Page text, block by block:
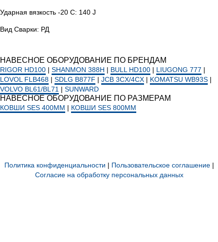
Ударная вязкость -20 С: 140 J
Вид Сварки: РД
НАВЕСНОЕ ОБОРУДОВАНИЕ ПО БРЕНДАМ
RIGOR HD100 | SHANMON 388H | BULL HD100 | LIUGONG 777 |
LOVOL FLB468 | SDLG B877F | JCB 3CX/4CX | KOMATSU WB93S |
VOLVO BL61/BL71 | SUNWARD
НАВЕСНОЕ ОБОРУДОВАНИЕ ПО РАЗМЕРАМ
КОВШИ SES 400ММ | КОВШИ SES 800ММ
Политика конфиденциальности | Пользовательское соглашение|
Согласие на обработку персональных данных